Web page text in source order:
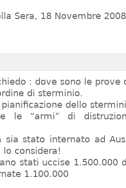
Sera, 18 Novembre
: dove sono le prove
di sterminio.
dello
le “armi” di
sia stato internato ad
lo considera!
stati uccise 1.500.000
1.100.000